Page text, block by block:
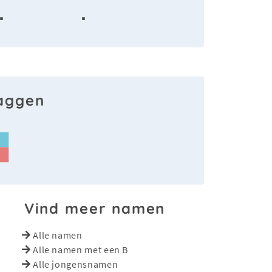
·
Vind meer namen
Alle namen
Alle namen met een B
Alle jongensnamen